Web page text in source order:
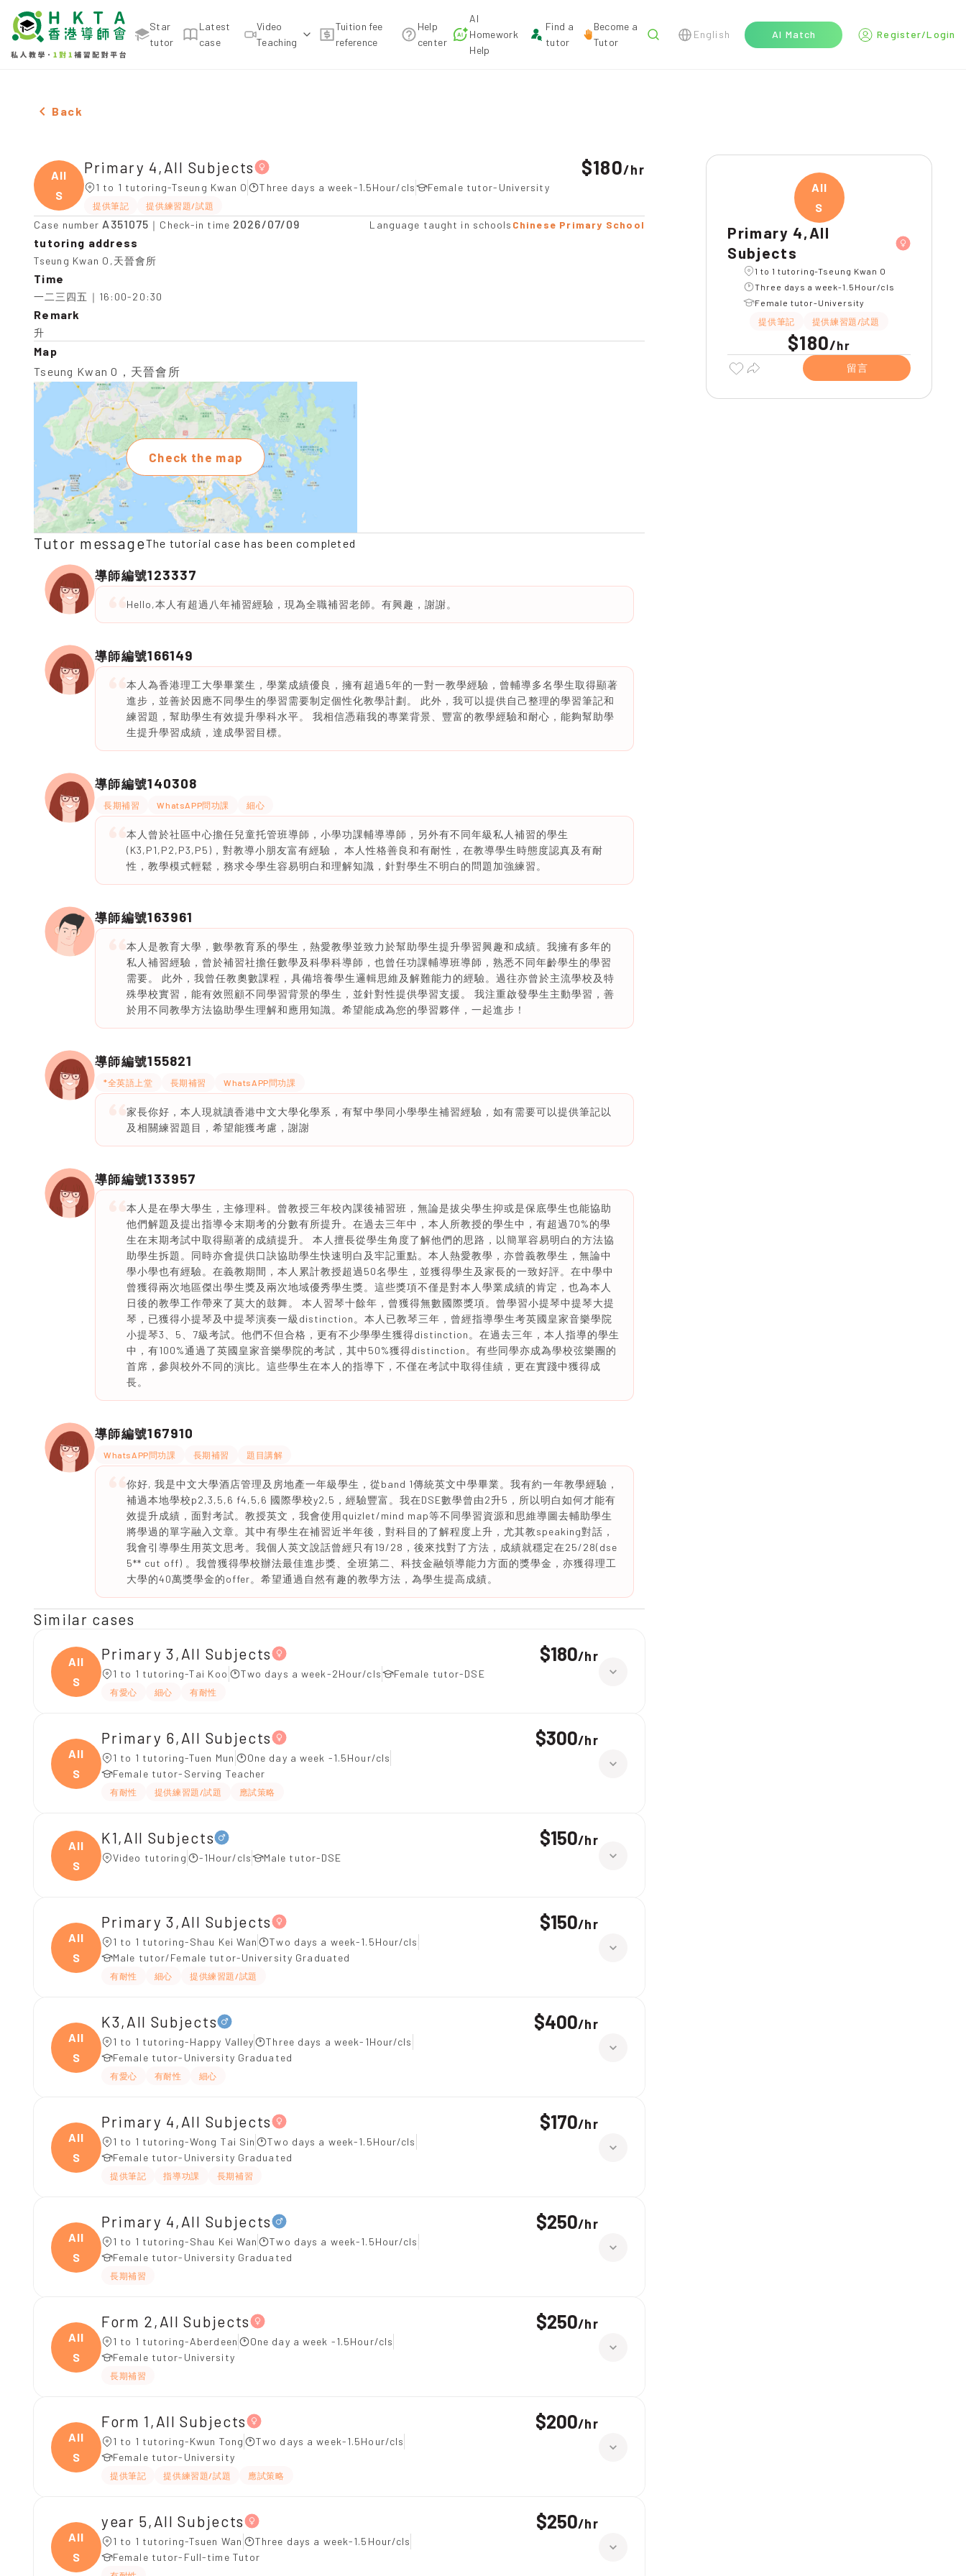
Star
tutor
Latest
case
Video
Teaching
Tuition fee
reference
Help
center
AI
Homework
Help
Find a
tutor
Become a
Tutor
English AI Match Register/Login
Female Primary 4,All Subjects，Tseung Kwan O Tuition recommendation
Back
All
S
Primary 4,All Subjects
1 to 1 tutoring-Tseung Kwan O Three days a week-1.5Hour/cls Female tutor-University
提供筆記 提供練習題/試題
$180/hr
Case number A351075 ｜Check-in time 2026/07/09 Language taught in schools Chinese Primary School
tutoring address
Tseung Kwan O,天晉會所
Time
一二三四五｜16:00-20:30
Remark
升
Map
Tseung Kwan O，天晉會所
Check the map
Tutor messageThe tutorial case has been completed
導師編號123337
Hello,本人有超過八年補習經驗，現為全職補習老師。有興趣，謝謝。
導師編號166149
本人為香港理工大學畢業生，學業成績優良，擁有超過5年的一對一教學經驗，曾輔導多名學生取得顯著
進步，並善於因應不同學生的學習需要制定個性化教學計劃。 此外，我可以提供自己整理的學習筆記和
練習題，幫助學生有效提升學科水平。 我相信憑藉我的專業背景、豐富的教學經驗和耐心，能夠幫助學
生提升學習成績，達成學習目標。
導師編號140308
長期補習 WhatsAPP問功課 細心
本人曾於社區中心擔任兒童托管班導師，小學功課輔導導師，另外有不同年級私人補習的學生
(K3,P1,P2,P3,P5)，對教導小朋友富有經驗， 本人性格善良和有耐性，在教導學生時態度認真及有耐
性，教學模式輕鬆，務求令學生容易明白和理解知識，針對學生不明白的問題加強練習。
導師編號163961
本人是教育大學，數學教育系的學生，熱愛教學並致力於幫助學生提升學習興趣和成績。我擁有多年的
私人補習經驗，曾於補習社擔任數學及科學科導師，也曾任功課輔導班導師，熟悉不同年齡學生的學習
需要。 此外，我曾任教奧數課程，具備培養學生邏輯思維及解難能力的經驗。過往亦曾於主流學校及特
殊學校實習，能有效照顧不同學習背景的學生，並針對性提供學習支援。 我注重啟發學生主動學習，善
於用不同教學方法協助學生理解和應用知識。希望能成為您的學習夥伴，一起進步！
導師編號155821
*全英語上堂 長期補習 WhatsAPP問功課
家長你好，本人現就讀香港中文大學化學系，有幫中學同小學學生補習經驗，如有需要可以提供筆記以
及相關練習題目，希望能獲考慮，謝謝
導師編號133957
本人是在學大學生，主修理科。曾教授三年校內課後補習班，無論是拔尖學生抑或是保底學生也能協助
他們解題及提出指導令末期考的分數有所提升。在過去三年中，本人所教授的學生中，有超過70%的學
生在末期考試中取得顯著的成績提升。 本人擅長從學生角度了解他們的思路，以簡單容易明白的方法協
助學生拆題。同時亦會提供口訣協助學生快速明白及牢記重點。本人熱愛教學，亦曾義教學生，無論中
學小學也有經驗。在義教期間，本人累計教授超過50名學生，並獲得學生及家長的一致好評。在中學中
曾獲得兩次地區傑出學生獎及兩次地域優秀學生獎。這些獎項不僅是對本人學業成績的肯定，也為本人
日後的教學工作帶來了莫大的鼓舞。 本人習琴十餘年，曾獲得無數國際獎項。曾學習小提琴中提琴大提
琴，已獲得小提琴及中提琴演奏一級distinction。本人已教琴三年，曾經指導學生考英國皇家音樂學院
小提琴3、5、7級考試。他們不但合格，更有不少學學生獲得distinction。在過去三年，本人指導的學生
中，有100%通過了英國皇家音樂學院的考試，其中50%獲得distinction。有些同學亦成為學校弦樂團的
首席，參與校外不同的演比。這些學生在本人的指導下，不僅在考試中取得佳績，更在實踐中獲得成
長。
導師編號167910
WhatsAPP問功課 長期補習 題目講解
你好, 我是中文大學酒店管理及房地產一年級學生，從band 1傳統英文中學畢業。我有約一年教學經驗，
補過本地學校p2,3,5,6 f4,5,6 國際學校y2,5，經驗豐富。我在DSE數學曾由2升5，所以明白如何才能有
效提升成績，面對考試。教授英文，我會使用quizlet/mind map等不同學習資源和思維導圖去輔助學生
將學過的單字融入文章。其中有學生在補習近半年後，對科目的了解程度上升，尤其教speaking對話，
我會引導學生用英文思考。我個人英文說話曾經只有19/28，後來找對了方法，成績就穩定在25/28(dse
5** cut off) 。我曾獲得學校辦法最佳進步獎、全班第二、科技金融領導能力方面的獎學金，亦獲得理工
大學的40萬獎學金的offer。希望通過自然有趣的教學方法，為學生提高成績。
Similar cases
All
S
Primary 3,All Subjects
1 to 1 tutoring-Tai Koo Two days a week-2Hour/cls Female tutor-DSE
有愛心 細心 有耐性
$180/hr
All
S
Primary 6,All Subjects
1 to 1 tutoring-Tuen Mun
One day a week -1.5Hour/cls
Female tutor-Serving Teacher
有耐性 提供練習題/試題 應試策略
$300/hr
All
S
K1,All Subjects
Video tutoring -1Hour/cls Male tutor-DSE
$150/hr
All
S
Primary 3,All Subjects
1 to 1 tutoring-Shau Kei Wan
Two days a week-1.5Hour/cls
Male tutor/Female tutor-University Graduated
有耐性 細心 提供練習題/試題
$150/hr
All
S
K3,All Subjects
1 to 1 tutoring-Happy Valley
Three days a week-1Hour/cls
Female tutor-University Graduated
有愛心 有耐性 細心
$400/hr
All
S
Primary 4,All Subjects
1 to 1 tutoring-Wong Tai Sin
Two days a week-1.5Hour/cls
Female tutor-University Graduated
提供筆記 指導功課 長期補習
$170/hr
All
S
Primary 4,All Subjects
1 to 1 tutoring-Shau Kei Wan
Two days a week-1.5Hour/cls
Female tutor-University Graduated
長期補習
$250/hr
All
S
Form 2,All Subjects
1 to 1 tutoring-Aberdeen
One day a week -1.5Hour/cls
Female tutor-University
長期補習
$250/hr
All
S
Form 1,All Subjects
1 to 1 tutoring-Kwun Tong
Two days a week-1.5Hour/cls
Female tutor-University
提供筆記 提供練習題/試題 應試策略
$200/hr
All
S
year 5,All Subjects
1 to 1 tutoring-Tsuen Wan
Three days a week-1.5Hour/cls
Female tutor-Full-time Tutor
$250/hr
All
S
Primary 4,All
Subjects
1 to 1 tutoring-Tseung Kwan O
Three days a week-1.5Hour/cls
Female tutor-University
提供筆記
提供練習題/試題
$180/hr
留言